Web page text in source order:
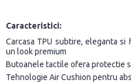
Caracteristici:
Carcasa TPU subtire, eleganta
un look premium
Butoanele tactile ofera protectie
Tehnologie Air Cushion pentru